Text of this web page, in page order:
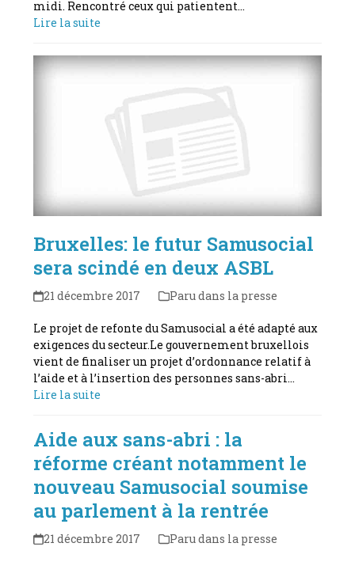
midi. Rencontré ceux qui patientent…
Lire la suite
Bruxelles: le futur Samusocial
sera scindé en deux ASBL
21 décembre 2017 Paru dans la presse
Le projet de refonte du Samusocial a été adapté aux
exigences du secteur.Le gouvernement bruxellois
vient de finaliser un projet d’ordonnance relatif à
l’aide et à l’insertion des personnes sans-abri…
Lire la suite
Aide aux sans-abri : la
réforme créant notamment le
nouveau Samusocial soumise
au parlement à la rentrée
21 décembre 2017 Paru dans la presse